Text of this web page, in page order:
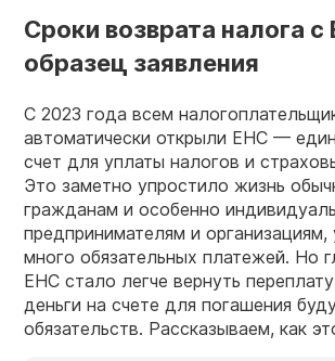
Сроки возврата налога с
образец заявления
С 2023 года всем
автоматически открыли ЕНС —
счет для уплаты налогов и
Это заметно упростило жизнь
гражданам и особенно
предпринимателям и организациям,
много обязательных платежей. Но
ЕНС стало легче вернуть
деньги на счете для погашения
обязательств. Рассказываем, как